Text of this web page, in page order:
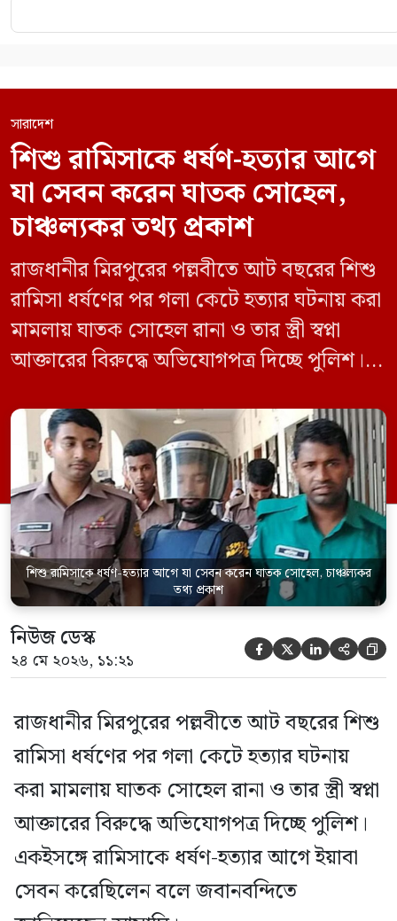
সারাদেশ
শিশু রামিসাকে ধর্ষণ-হত্যার আগে
যা সেবন করেন ঘাতক সোহেল,
চাঞ্চল্যকর তথ্য প্রকাশ
রাজধানীর মিরপুরের পল্লবীতে আট বছরের শিশু
রামিসা ধর্ষণের পর গলা কেটে হত্যার ঘটনায় করা
মামলায় ঘাতক সোহেল রানা ও তার স্ত্রী স্বপ্না
আক্তারের বিরুদ্ধে অভিযোগপত্র দিচ্ছে পুলিশ।
সেবন করেছিলেন বলে জবানবন্দিতে
জানিয়েছেন আসামি। রোববার (২৪ মে) সকালে
মামলার তদন্ত কর্মকর্তা পল্লবী থানার উপ-
পরিদর্শক অহিদুজ্জামান এ তথ্য নিছিত করেন।
তিনি বলেন, […]
শিশু রামিসাকে ধর্ষণ-হত্যার আগে যা সেবন করেন ঘাতক সোহেল, চাঞ্চল্যকর
তথ্য প্রকাশ
নিউজ ডেস্ক
২৪ মে ২০২৬, ১১:২১     
রাজধানীর মিরপুরের পল্লবীতে আট বছরের শিশু
রামিসা ধর্ষণের পর গলা কেটে হত্যার ঘটনায়
করা মামলায় ঘাতক সোহেল রানা ও তার স্ত্রী স্বপ্না
আক্তারের বিরুদ্ধে অভিযোগপত্র দিচ্ছে পুলিশ।
একইসঙ্গে রামিসাকে ধর্ষণ-হত্যার আগে ইয়াবা
সেবন করেছিলেন বলে জবানবন্দিতে